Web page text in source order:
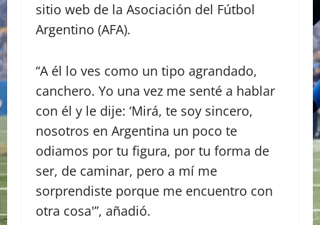
sitio web de la Asociación del Fútbol
Argentino (AFA).
“A él lo ves como un tipo agrandado,
canchero. Yo una vez me senté a hablar
con él y le dije: ‘Mirá, te soy sincero,
nosotros en Argentina un poco te
odiamos por tu figura, por tu forma de
ser, de caminar, pero a mí me
sorprendiste porque me encuentro con
otra cosa'”, añadió.